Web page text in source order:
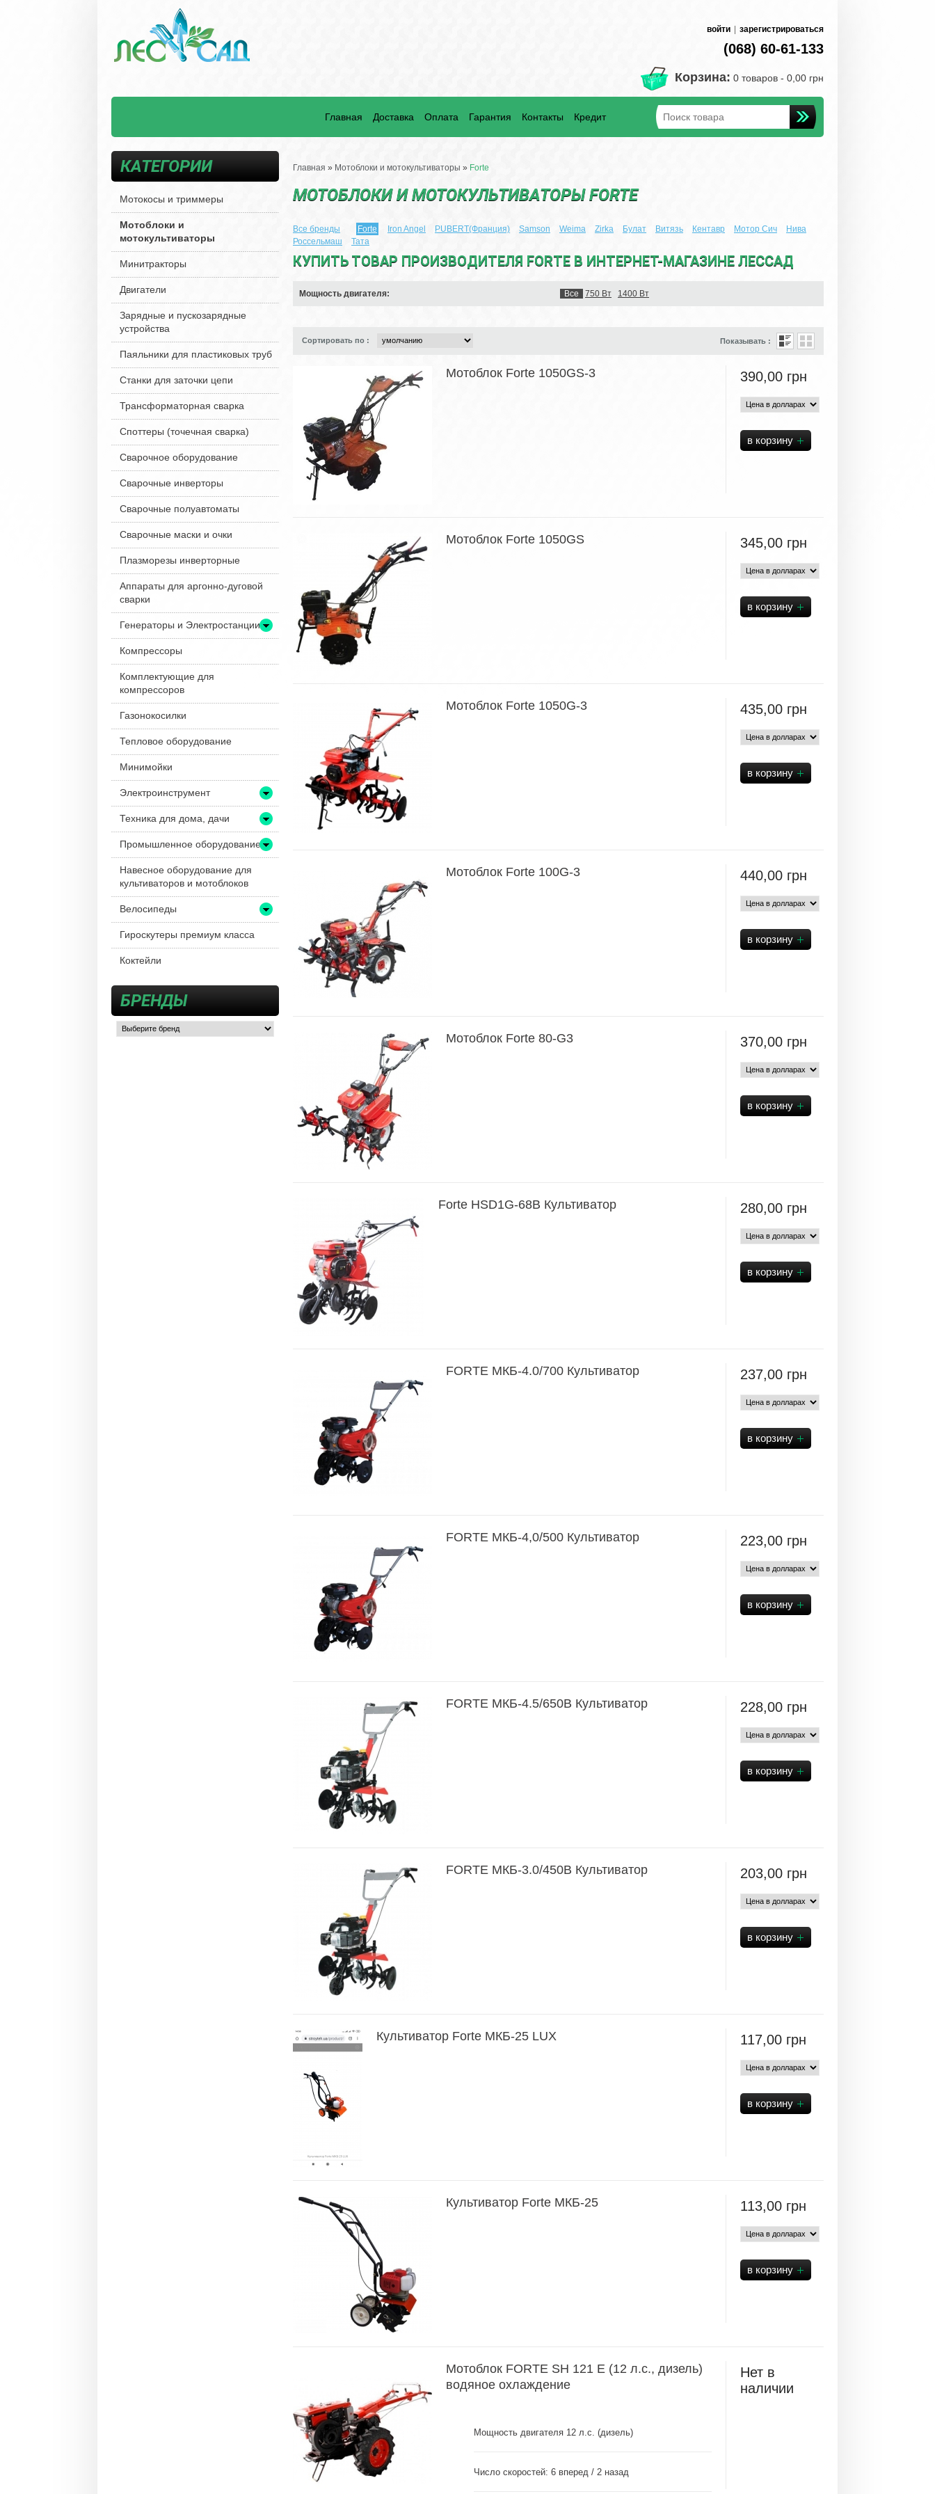
войти зарегистрироваться
(068) 60-61-133
Корзина: 0 товаров - 0,00 грн
Главная Доставка Оплата Гарантия Контакты Кредит
КАТЕГОРИИ
Мотокосы и триммеры
Мотоблоки и
мотокультиваторы
Минитракторы
Двигатели
Зарядные и пускозарядные
устройства
Паяльники для пластиковых труб
Станки для заточки цепи
Трансформаторная сварка
Споттеры (точечная сварка)
Сварочное оборудование
Сварочные инверторы
Сварочные полуавтоматы
Сварочные маски и очки
Плазморезы инверторные
Аппараты для аргонно-дуговой
сварки
Генераторы и Электростанции
Компрессоры
Комплектующие для
компрессоров
Газонокосилки
Тепловое оборудование
Минимойки
Электроинструмент
Техника для дома, дачи
Промышленное оборудование
Навесное оборудование для
культиваторов и мотоблоков
Велосипеды
Гироскутеры премиум класса
Коктейли
БРЕНДЫ
Главная » Мотоблоки и мотокультиваторы » Forte
МОТОБЛОКИ И МОТОКУЛЬТИВАТОРЫ FORTE
Все бренды Forte Iron Angel PUBERT(Франция) Samson Weima Zirka Булат Витязь Кентавр Мотор Сич
Нива
Россельмаш
Тата
КУПИТЬ ТОВАР ПРОИЗВОДИТЕЛЯ FORTE В ИНТЕРНЕТ-МАГАЗИНЕ ЛЕССАД
Мощность двигателя: Все 750 Вт 1400 Вт
Сортировать по : Показывать :
390,00 грн
Мотоблок Forte 1050GS-3
345,00 грн
Мотоблок Forte 1050GS
435,00 грн
Мотоблок Forte 1050G-3
440,00 грн
Мотоблок Forte 100G-3
370,00 грн
Мотоблок Forte 80-G3
280,00 грн
Forte HSD1G-68B Культиватор
237,00 грн
FORTE МКБ-4.0/700 Культиватор
223,00 грн
FORTE МКБ-4,0/500 Культиватор
228,00 грн
FORTE МКБ-4.5/650В Культиватор
203,00 грн
FORTE МКБ-3.0/450В Культиватор
117,00 грн
Культиватор Forte МКБ-25 LUX
113,00 грн
Культиватор Forte МКБ-25
Нет в
наличии
Мотоблок FORTE SH 121 E (12 л.с., дизель)
водяное охлаждение
Мощность двигателя 12 л.с. (дизель)
Число скоростей: 6 вперед / 2 назад